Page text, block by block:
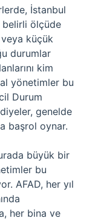
İstanbul
belirli ölçüde
küçük
durumlar
kim
yönetimler bu
Durum
genelde
başrol oynar.
büyük bir
bu
AFAD, her yıl
her bina ve